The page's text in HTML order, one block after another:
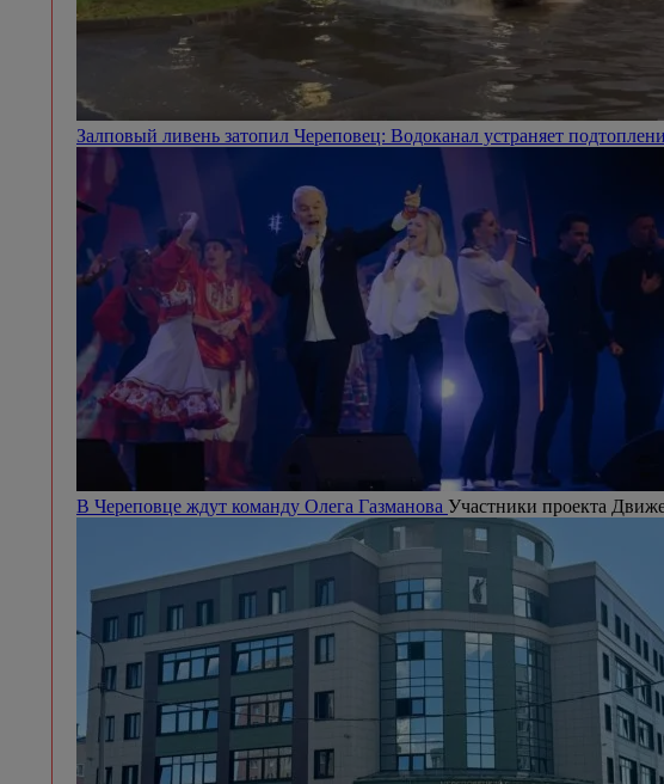
Залповый ливень затопил Череповец: Водоканал устраняет
В Череповце ждут команду Олега Газманова Участники проекта